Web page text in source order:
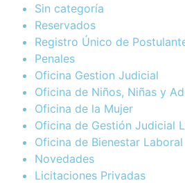
Sin categoría
Reservados
Registro Único de
Penales
Oficina Gestion Judicial
Oficina de Niños, Niñas y
Oficina de la Mujer
Oficina de Gestión Judicial
Oficina de Bienestar Laboral
Novedades
Licitaciones Privadas